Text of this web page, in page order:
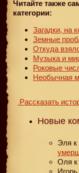
Читайте также
категории:
Загадки, на
Земные
Откуда
Музыка и
Роковые
Необычная
Рассказать
Новые
Эля
Оля
Игорь